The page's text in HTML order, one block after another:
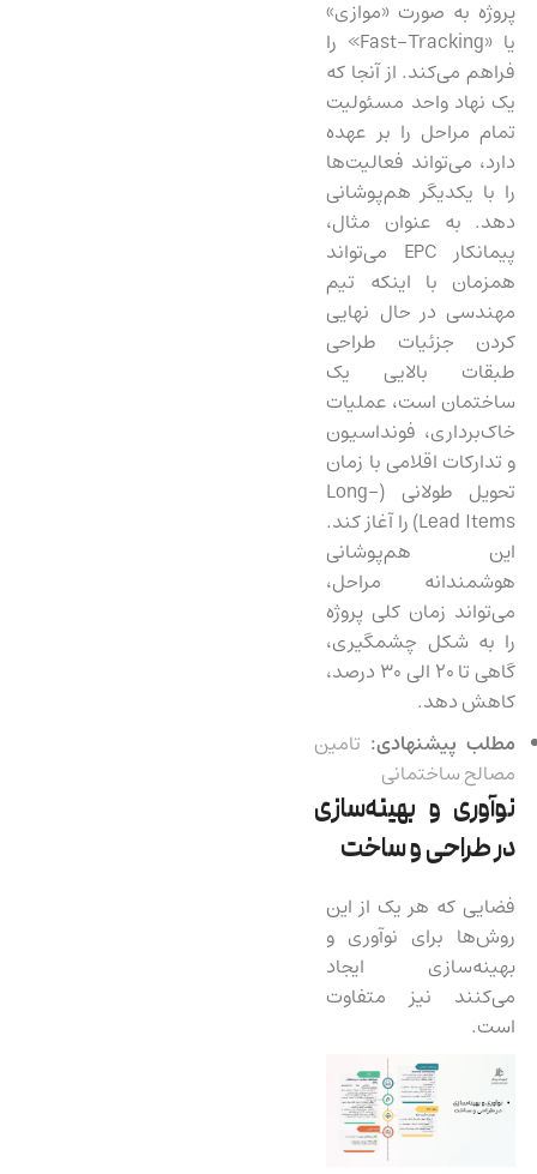
پروژه به صورت «موازی»
یا «Fast-Tracking» را
فراهم می‌کند. از آنجا که
یک نهاد واحد مسئولیت
تمام مراحل را بر عهده
دارد، می‌تواند فعالیت‌ها
را با یکدیگر هم‌پوشانی
دهد. به عنوان مثال،
پیمانکار EPC می‌تواند
همزمان با اینکه تیم
مهندسی در حال نهایی
کردن جزئیات طراحی
طبقات بالایی یک
ساختمان است، عملیات
خاک‌برداری، فونداسیون
و تدارکات اقلامی با زمان
تحویل طولانی (Long-
Lead Items) را آغاز کند.
این هم‌پوشانی
هوشمندانه مراحل،
می‌تواند زمان کلی پروژه
را به شکل چشمگیری،
گاهی تا ۲۰ الی ۳۰ درصد،
کاهش دهد.
مطلب پیشنهادی: تامین
مصالح ساختمانی
نوآوری و بهینه‌سازی
در طراحی و ساخت
فضایی که هر یک از این
روش‌ها برای نوآوری و
بهینه‌سازی ایجاد
می‌کنند نیز متفاوت
است.